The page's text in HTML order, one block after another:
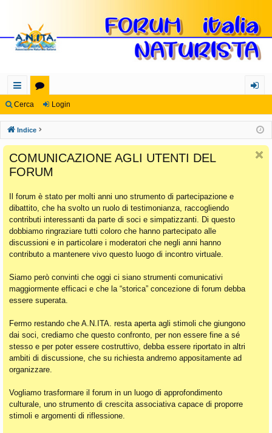
oll
eg
a
m
en
ti
Ra
pi
di
u
m
in
Cerca Login
Indice
COMUNICAZIONE AGLI UTENTI DEL
FORUM
Il forum è stato per molti anni uno strumento di partecipazione e
dibattito, che ha svolto un ruolo di testimonianza, raccogliendo
contributi interessanti da parte di soci e simpatizzanti. Di questo
dobbiamo ringraziare tutti coloro che hanno partecipato alle
discussioni e in particolare i moderatori che negli anni hanno
contributo a mantenere vivo questo luogo di incontro virtuale.
Siamo però convinti che oggi ci siano strumenti comunicativi
maggiormente efficaci e che la “storica” concezione di forum debba
essere superata.
Fermo restando che A.N.ITA. resta aperta agli stimoli che giungono
dai soci, crediamo che questo confronto, per non essere fine a sé
stesso e per poter essere costruttivo, debba essere riportato in altri
ambiti di discussione, che su richiesta andremo appositamente ad
organizzare.
Vogliamo trasformare il forum in un luogo di approfondimento
culturale, uno strumento di crescita associativa capace di proporre
stimoli e argomenti di riflessione.